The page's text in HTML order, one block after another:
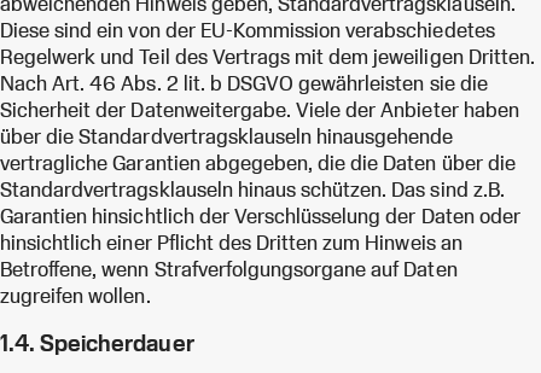
Diese sind ein von der EU-Kommission verabschiedetes
Regelwerk und Teil des Vertrags mit dem jeweiligen Dritten.
Nach Art. 46 Abs. 2 lit. b DSGVO gewährleisten sie die
Sicherheit der Datenweitergabe. Viele der Anbieter haben
über die Standardvertragsklauseln hinausgehende
vertragliche Garantien abgegeben, die die Daten über die
Standardvertragsklauseln hinaus schützen. Das sind z.B.
Garantien hinsichtlich der Verschlüsselung der Daten oder
hinsichtlich einer Pflicht des Dritten zum Hinweis an
Betroffene, wenn Strafverfolgungsorgane auf Daten
zugreifen wollen.
1.4. Speicherdauer